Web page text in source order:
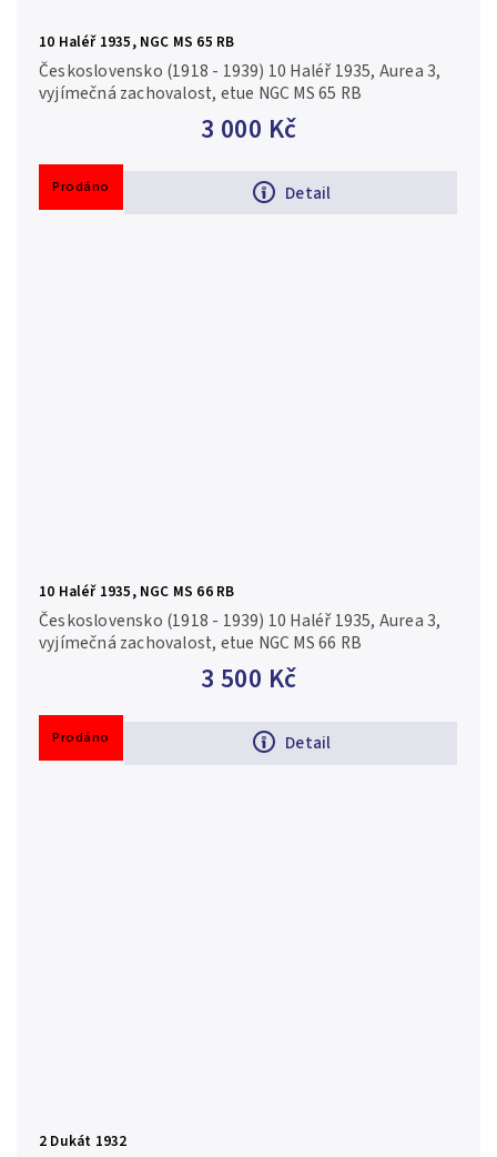
10 Haléř 1935, NGC MS 65 RB
3 000 Kč
Detail
Československo (1918 - 1939) 10 Haléř 1935, Aurea 3,
vyjímečná zachovalost, etue NGC MS 65 RB
Prodáno
10 Haléř 1935, NGC MS 66 RB
3 500 Kč
Detail
Československo (1918 - 1939) 10 Haléř 1935, Aurea 3,
vyjímečná zachovalost, etue NGC MS 66 RB
Prodáno
2 Dukát 1932